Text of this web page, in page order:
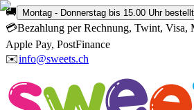
🚚 Montag - Donnerstag bis 15.00 Uhr
💳Bezahlung per Rechnung, Twint, Visa,
Apple Pay, PostFinance
✉️info@sweets.ch